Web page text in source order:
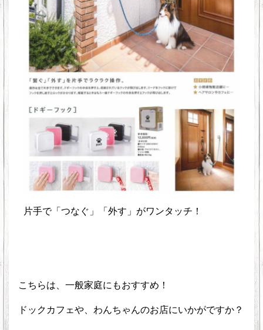
片手で「つなぐ」「外す」がワンタッチ！
こちらは、一般家庭にもおすすめ！
ドックカフェや、わんちゃんのお店にいかがですか？